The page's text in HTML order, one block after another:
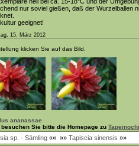
nur soviel gießen, daß der Wurzelballen
geeignet!
15. März 2012
klicken Sie auf das Bild.
ananassae
Sie bitte die Homepage zu
sp. - Sämling«« »» Tapiscia sinensis »»